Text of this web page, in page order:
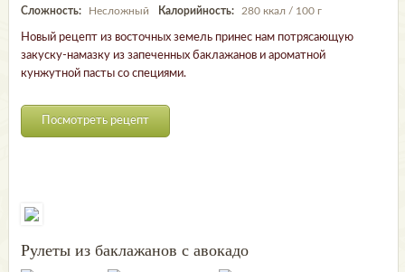
Сложность:
Несложный Калорийность: 280 ккал / 100 г
Новый рецепт из восточных земель принес нам потрясающую
закуску-намазку из запеченных баклажанов и ароматной
кунжутной пасты со специями.
Посмотреть рецепт
Рулеты из баклажанов с авокадо